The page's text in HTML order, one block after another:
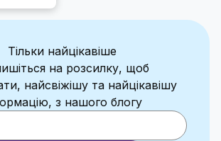
Тільки найцікавіше
на розсилку, щоб
найсвіжішу та найцікавішу
з нашого блогу